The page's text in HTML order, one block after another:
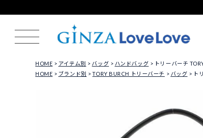
HOME アイテム別 バッグ ハンドバッグ
トリーバーチ
HOME
ブランド別 TORY BURCH トリーバーチ バッグ ト